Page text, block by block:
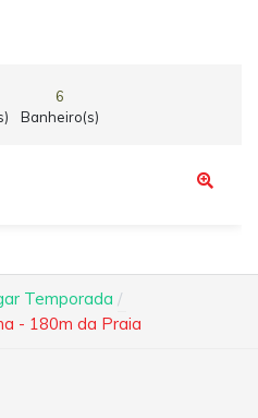
6
Banheiro(s)
Temporada
- 180m da Praia